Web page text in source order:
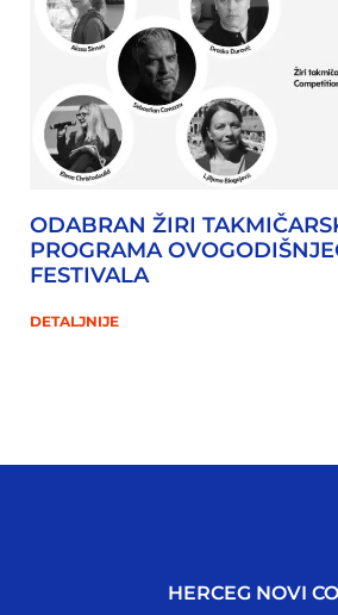
ODABRAN ŽIRI
PROGRAMA
FESTIVALA
DETALJNIJE
HERCEG NOVI